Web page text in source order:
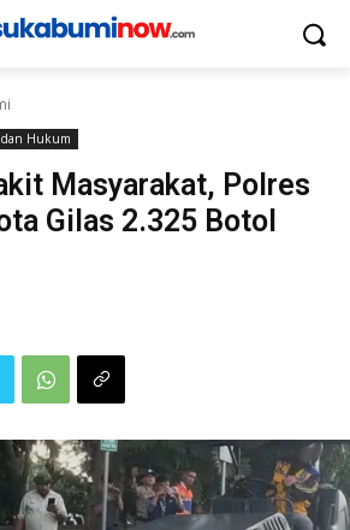
Hukum
Masyarakat, Polres
Gilas 2.325 Botol